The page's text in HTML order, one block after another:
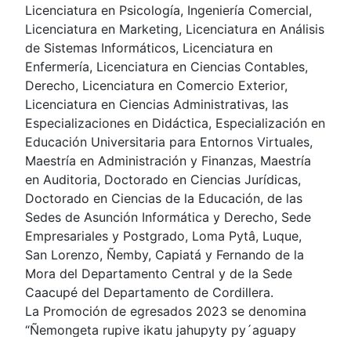
Licenciatura en Psicología, Ingeniería Comercial,
Licenciatura en Marketing, Licenciatura en Análisis
de Sistemas Informáticos, Licenciatura en
Enfermería, Licenciatura en Ciencias Contables,
Derecho, Licenciatura en Comercio Exterior,
Licenciatura en Ciencias Administrativas, las
Especializaciones en Didáctica, Especialización en
Educación Universitaria para Entornos Virtuales,
Maestría en Administración y Finanzas, Maestría
en Auditoria, Doctorado en Ciencias Jurídicas,
Doctorado en Ciencias de la Educación, de las
Sedes de Asunción Informática y Derecho, Sede
Empresariales y Postgrado, Loma Pytâ, Luque,
San Lorenzo, Ñemby, Capiatá y Fernando de la
Mora del Departamento Central y de la Sede
Caacupé del Departamento de Cordillera.
La Promoción de egresados 2023 se denomina
“Ñemongeta rupive ikatu jahupyty py´aguapy